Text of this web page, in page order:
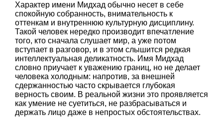
Характер имени Мидхад обычно несет в себе
спокойную собранность, внимательность к
оттенкам и внутреннюю культурную дисциплину.
Такой человек нередко производит впечатление
того, кто сначала слушает мир, а уже потом
вступает в разговор, и в этом слышится редкая
интеллектуальная деликатность. Имя Мидхад
словно приучает к уважению границ, но не делает
человека холодным: напротив, за внешней
сдержанностью часто скрывается глубокая
верность своим. В реальной жизни это проявляется
как умение не суетиться, не разбрасываться и
держать лицо даже в непростых обстоятельствах.